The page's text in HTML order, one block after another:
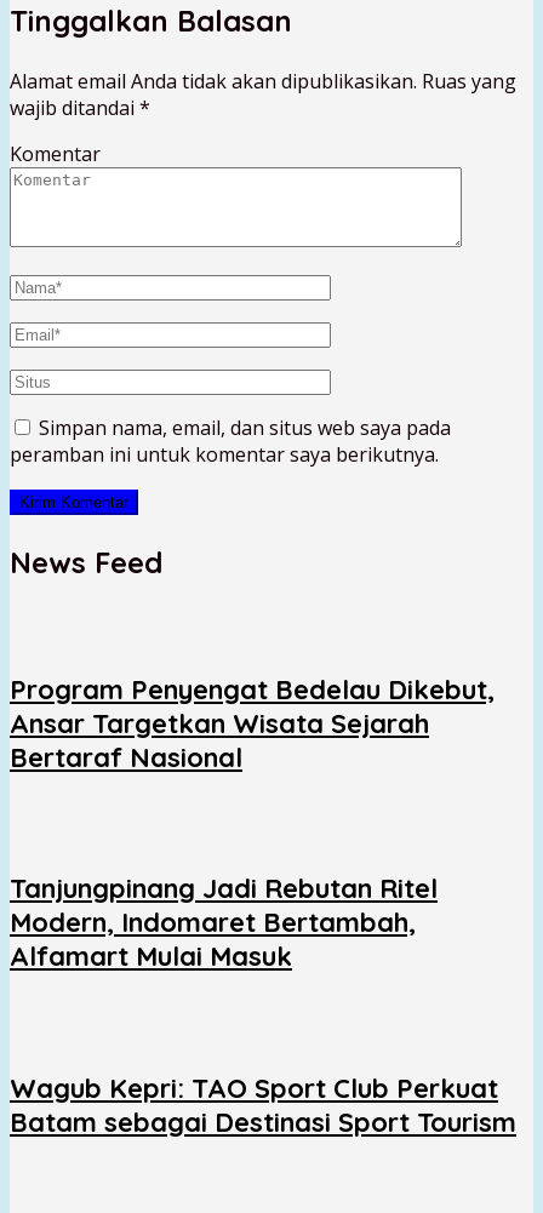
Tinggalkan Balasan
Alamat email Anda tidak akan dipublikasikan. Ruas yang
wajib ditandai *
Komentar
Simpan nama, email, dan situs web saya pada
peramban ini untuk komentar saya berikutnya.
News Feed
Program Penyengat Bedelau Dikebut,
Ansar Targetkan Wisata Sejarah
Bertaraf Nasional
Tanjungpinang Jadi Rebutan Ritel
Modern, Indomaret Bertambah,
Alfamart Mulai Masuk
Wagub Kepri: TAO Sport Club Perkuat
Batam sebagai Destinasi Sport Tourism